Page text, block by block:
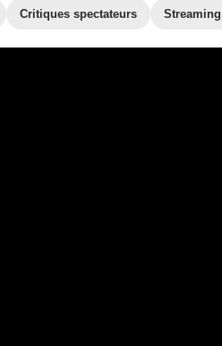
Critiques spectateurs Streaming